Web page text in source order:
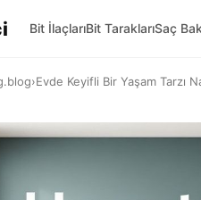
Bit İlaçlarıBit TaraklarıSaç
›Evde Keyifli Bir Yaşam Tarzı